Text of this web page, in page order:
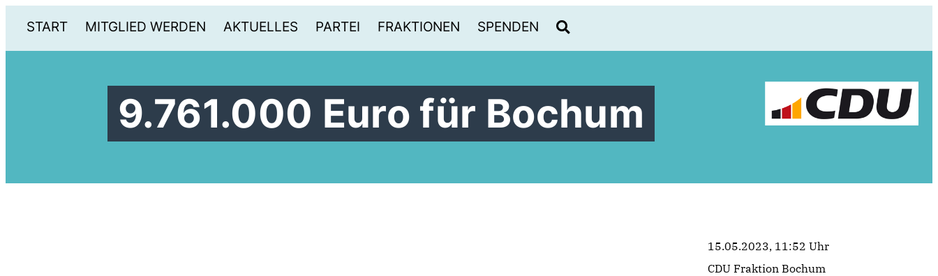
START MITGLIED WERDEN AKTUELLES PARTEI FRAKTIONEN SPENDEN
9.761.000 Euro für Bochum
15.05.2023, 11:52 Uhr
CDU Fraktion Bochum